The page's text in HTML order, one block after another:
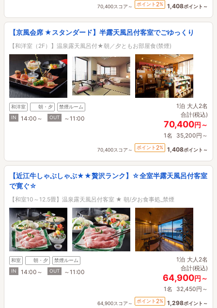
70,400スコア～ ポイント 2% 1,408ポイント～
【京風会席 ★スタンダード】半露天風呂付客室でごゆっくり
【和洋室（2F）】温泉露天風呂付★朝／夕ともお部屋食(禁煙)
和洋室 朝・夕
禁煙ルーム
IN
14:00～ OUT ～11:00
1泊 大人2名
合計(税込)
70,400円～
1名 35,200円～
70,400スコア～ ポイント 2% 1,408ポイント～
【近江牛しゃぶしゃぶ★★贅沢ランク】☆全室半露天風呂付客室
で寛ぐ☆
【和室10～12.5畳】温泉露天風呂付客室 ★ 朝/夕お食事処_禁煙
和室 朝・夕
禁煙ルーム
IN
14:00～ OUT ～11:00
1泊 大人2名
合計(税込)
64,900円～
1名 32,450円～
64,900スコア～ ポイント 2% 1,298ポイント～